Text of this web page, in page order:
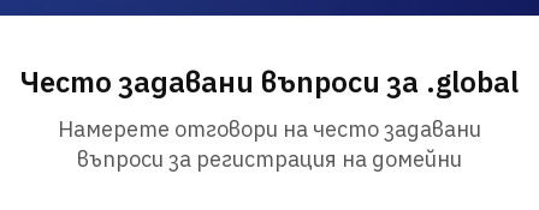
Често задавани въпроси за .global
Намерете отговори на често задавани
въпроси за регистрация на домейни